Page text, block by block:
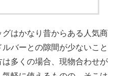
はかなり昔からある人気商
バーとの隙間が少ないこと
多くの場合、現物合わせが